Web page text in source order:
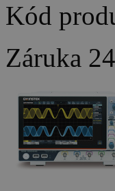
Kód
Záruka